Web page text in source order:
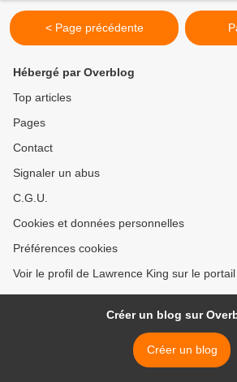
< Page précédente
Hébergé par Overblog
Top articles
Pages
Contact
Signaler un abus
C.G.U.
Cookies et données personnelles
Préférences cookies
Voir le profil de Lawrence King sur le
Créer un blog sur
Créer un blog